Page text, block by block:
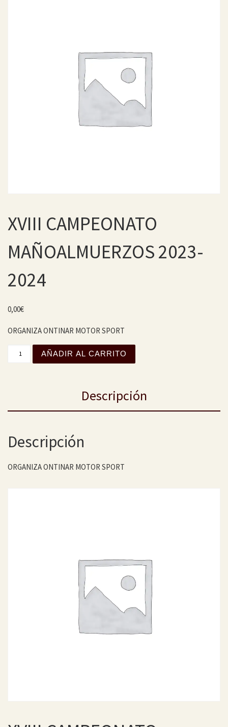
XVIII CAMPEONATO
MAÑOALMUERZOS 2023-
2024
0,00€
ORGANIZA ONTINAR MOTOR SPORT
XVIII CAMPEONATO MAÑOALMUERZOS 2023-2024
AÑADIR AL CARRITO
Descripción
Descripción
ORGANIZA ONTINAR MOTOR SPORT